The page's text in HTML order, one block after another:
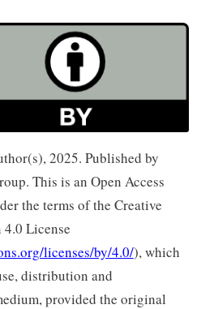
2025. Published by
This is an Open Access
the terms of the Creative
License
licenses/by/4.0/), which
distribution and
provided the original